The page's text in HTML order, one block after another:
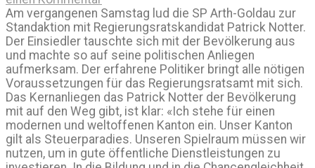
Am vergangenen Samstag lud die SP Arth-Goldau zur
Standaktion mit Regierungsratskandidat Patrick Notter.
Der Einsiedler tauschte sich mit der Bevölkerung aus
und machte so auf seine politischen Anliegen
aufmerksam. Der erfahrene Politiker bringt alle nötigen
Voraussetzungen für das Regierungsratsamt mit sich.
Das Kernanliegen das Patrick Notter der Bevölkerung
mit auf den Weg gibt, ist klar: «Ich stehe für einen
modernen und weltoffenen Kanton ein. Unser Kanton
gilt als Steuerparadies. Unseren Spielraum müssen wir
nutzen, um in gute öffentliche Dienstleistungen zu